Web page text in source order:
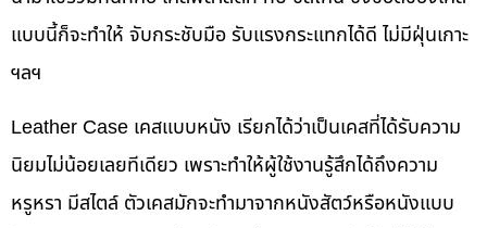
แบบนี้ก็จะทำให้ จับกระชับมือ รับแรงกระแทกได้ดี ไม่มีฝุ่นเกาะ
ฯลฯ
Leather Case เคสแบบหนัง เรียกได้ว่าเป็นเคสที่ได้รับความ
นิยมไม่น้อยเลยทีเดียว เพราะทำให้ผู้ใช้งานรู้สึกได้ถึงความ
หรูหรา มีสไตล์ ตัวเคสมักจะทำมาจากหนังสัตว์หรือหนังแบบ